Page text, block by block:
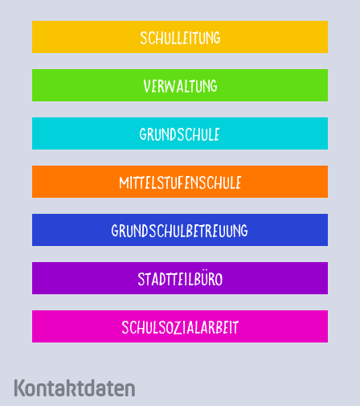
Schulleitung
Verwaltung
Grundschule
Mittelstufenschule
Grundschulbetreuung
Stadtteilbüro
Schulsozialarbeit
Kontaktdaten